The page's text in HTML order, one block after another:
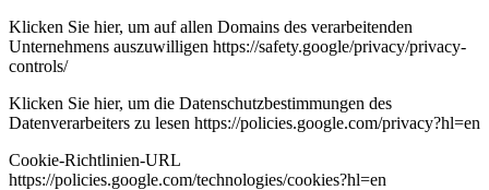
Klicken Sie hier, um auf allen Domains des verarbeitenden
Unternehmens auszuwilligen https://safety.google/privacy/privacy-
controls/
Klicken Sie hier, um die Datenschutzbestimmungen des
Datenverarbeiters zu lesen https://policies.google.com/privacy?hl=en
Cookie-Richtlinien-URL
https://policies.google.com/technologies/cookies?hl=en